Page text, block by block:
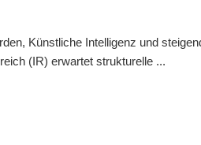
Künstliche Intelligenz und
(IR) erwartet strukturelle ...